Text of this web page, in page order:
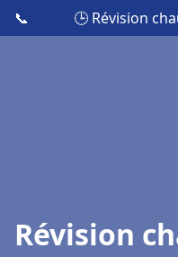
📞 🕒 Révision
Révision